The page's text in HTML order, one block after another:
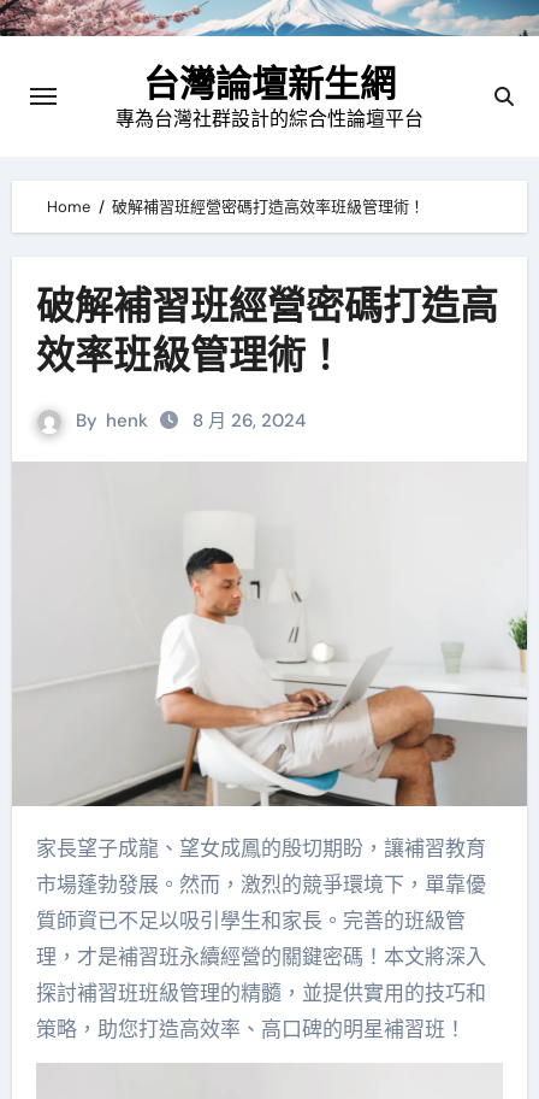
Skip
content
台灣論壇新生網
專為台灣社群設計的綜合性論壇平台
Home 破解補習班經營密碼打造高效率班級管理術！
破解補習班經營密碼打造高
效率班級管理術！
By henk 8 月 26, 2024
家長望子成龍、望女成鳳的殷切期盼，讓補習教育
市場蓬勃發展。然而，激烈的競爭環境下，單靠優
質師資已不足以吸引學生和家長。完善的班級管
理，才是補習班永續經營的關鍵密碼！本文將深入
探討補習班班級管理的精髓，並提供實用的技巧和
策略，助您打造高效率、高口碑的明星補習班！